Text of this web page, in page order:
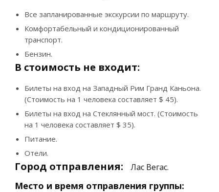
Все запланированные экскурсии по маршруту.
Комфортабельный и кондиционированный
транспорт.
Бензин.
В стоимость не входит:
Билеты на вход на Западный Рим Гранд Каньона.
(Стоимость на 1 человека составляет $ 45).
Билеты на вход на Стеклянный мост. (Стоимость
на 1 человека составляет $ 35).
Питание.
Отели.
Город отправления: Лас Вегас.
Место и время отправления группы: